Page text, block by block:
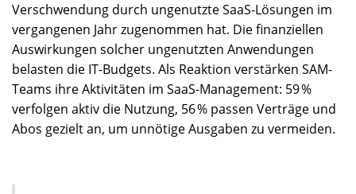
Verschwendung durch ungenutzte SaaS-Lösungen im
vergangenen Jahr zugenommen hat. Die finanziellen
Auswirkungen solcher ungenutzten Anwendungen
belasten die IT-Budgets. Als Reaktion verstärken SAM-
Teams ihre Aktivitäten im SaaS-Management: 59 %
verfolgen aktiv die Nutzung, 56 % passen Verträge und
Abos gezielt an, um unnötige Ausgaben zu vermeiden.